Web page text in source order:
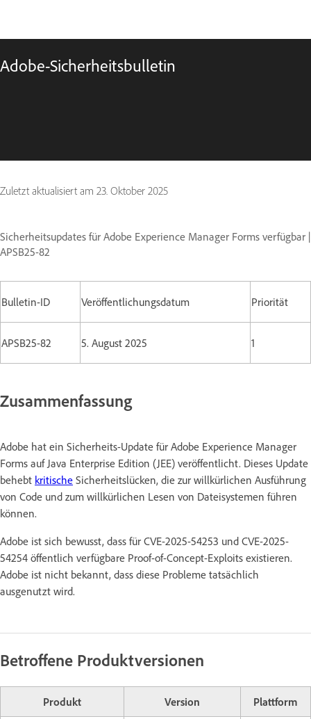
Adobe-Sicherheitsbulletin
Zuletzt aktualisiert am 23. Oktober 2025
Sicherheitsupdates für Adobe Experience Manager Forms verfügbar |
APSB25-82
Bulletin-ID Veröffentlichungsdatum Priorität
APSB25-82 5. August 2025 1
Zusammenfassung
Adobe hat ein Sicherheits-Update für Adobe Experience Manager
Forms auf Java Enterprise Edition (JEE) veröffentlicht. Dieses Update
behebt kritische Sicherheitslücken, die zur willkürlichen Ausführung
von Code und zum willkürlichen Lesen von Dateisystemen führen
können.
Adobe ist sich bewusst, dass für CVE-2025-54253 und CVE-2025-
54254 öffentlich verfügbare Proof-of-Concept-Exploits existieren.
Adobe ist nicht bekannt, dass diese Probleme tatsächlich
ausgenutzt wird.
Betroffene Produktversionen
Produkt Version Plattform